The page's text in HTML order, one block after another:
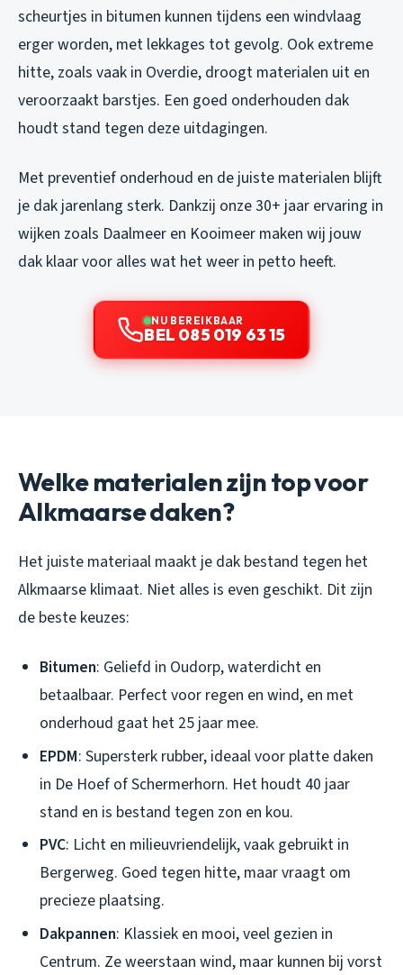
scheurtjes in bitumen kunnen tijdens een windvlaag
erger worden, met lekkages tot gevolg. Ook extreme
hitte, zoals vaak in Overdie, droogt materialen uit en
veroorzaakt barstjes. Een goed onderhouden dak
houdt stand tegen deze uitdagingen.
Met preventief onderhoud en de juiste materialen blijft
je dak jarenlang sterk. Dankzij onze 30+ jaar ervaring in
wijken zoals Daalmeer en Kooimeer maken wij jouw
dak klaar voor alles wat het weer in petto heeft.
NU BEREIKBAAR
BEL 085 019 63 15
Welke materialen zijn top voor
Alkmaarse daken?
Het juiste materiaal maakt je dak bestand tegen het
Alkmaarse klimaat. Niet alles is even geschikt. Dit zijn
de beste keuzes:
Bitumen: Geliefd in Oudorp, waterdicht en
betaalbaar. Perfect voor regen en wind, en met
onderhoud gaat het 25 jaar mee.
EPDM: Supersterk rubber, ideaal voor platte daken
in De Hoef of Schermerhorn. Het houdt 40 jaar
stand en is bestand tegen zon en kou.
PVC: Licht en milieuvriendelijk, vaak gebruikt in
Bergerweg. Goed tegen hitte, maar vraagt om
precieze plaatsing.
Dakpannen: Klassiek en mooi, veel gezien in
Centrum. Ze weerstaan wind, maar kunnen bij vorst